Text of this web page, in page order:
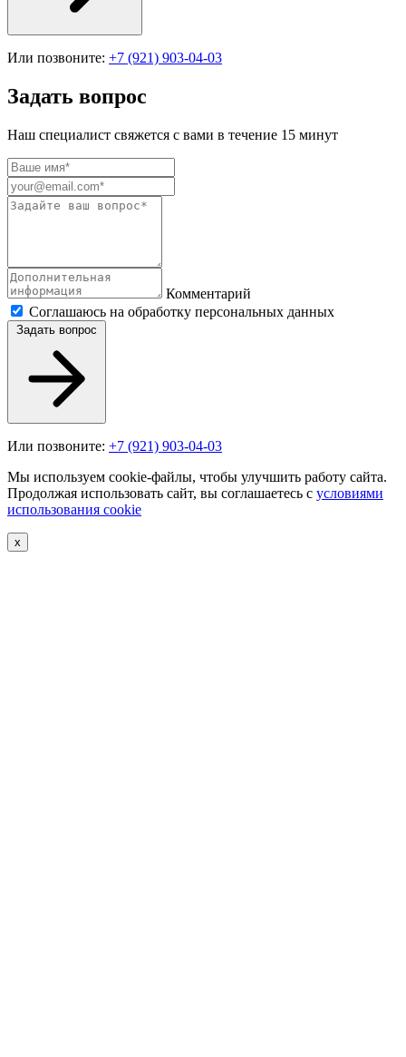
Или позвоните: +7 (921) 903-04-03
Задать вопрос
Наш специалист свяжется с вами в течение 15 минут
Комментарий
Соглашаюсь на обработку персональных данных
Задать вопрос
Или позвоните: +7 (921) 903-04-03
Мы используем cookie-файлы, чтобы улучшить работу сайта.
Продолжая использовать сайт, вы соглашаетесь с условиями
использования cookie
х